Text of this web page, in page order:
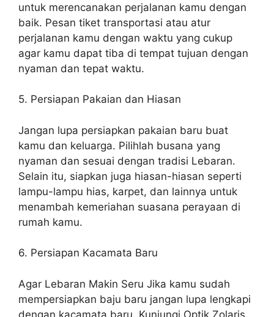
untuk merencanakan perjalanan kamu dengan
baik. Pesan tiket transportasi atau atur
perjalanan kamu dengan waktu yang cukup
agar kamu dapat tiba di tempat tujuan dengan
nyaman dan tepat waktu.
5. Persiapan Pakaian dan Hiasan
Jangan lupa persiapkan pakaian baru buat
kamu dan keluarga. Pilihlah busana yang
nyaman dan sesuai dengan tradisi Lebaran.
Selain itu, siapkan juga hiasan-hiasan seperti
lampu-lampu hias, karpet, dan lainnya untuk
menambah kemeriahan suasana perayaan di
rumah kamu.
6. Persiapan Kacamata Baru
Agar Lebaran Makin Seru Jika kamu sudah
mempersiapkan baju baru jangan lupa lengkapi
dengan kacamata baru. Kunjungi Optik Zolaris